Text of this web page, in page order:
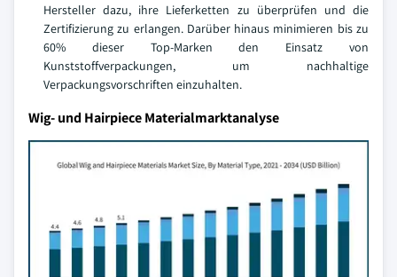
Hersteller dazu, ihre Lieferketten zu überprüfen und die
Zertifizierung zu erlangen. Darüber hinaus minimieren bis zu
60% dieser Top-Marken den Einsatz von
Kunststoffverpackungen, um nachhaltige
Verpackungsvorschriften einzuhalten.
Wig- und Hairpiece Materialmarktanalyse